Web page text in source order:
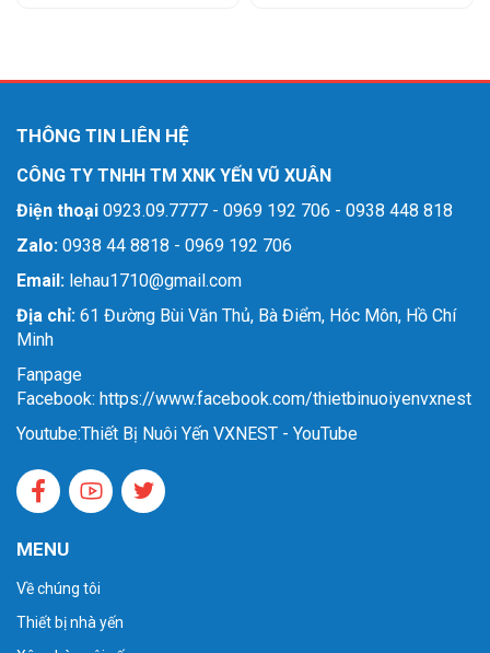
THÔNG TIN LIÊN HỆ
CÔNG TY TNHH TM XNK YẾN VŨ XUÂN
Điện thoại 0923.09.7777 - 0969 192 706 - 0938 448 818
Zalo: 0938 44 8818 - 0969 192 706
Email: lehau1710@gmail.com
Địa chỉ: 61 Đường Bùi Văn Thủ, Bà Điểm, Hóc Môn, Hồ Chí
Minh
Fanpage
Facebook: https://www.facebook.com/thietbinuoiyenvxnest
Youtube:Thiết Bị Nuôi Yến VXNEST - YouTube
MENU
Về chúng tôi
Thiết bị nhà yến